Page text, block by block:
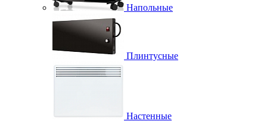
Напольные
Плинтусные
Настенные